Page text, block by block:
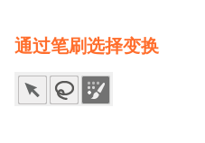
通过笔刷选择变换